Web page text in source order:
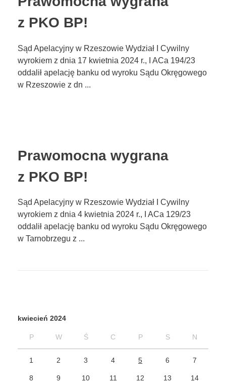
z PKO BP!
Sąd Apelacyjny w Rzeszowie Wydział I Cywilny
wyrokiem z dnia 17 kwietnia 2024 r., I ACa 194/23
oddalił apelację banku od wyroku Sądu Okręgowego
w Rzeszowie z dn ...
Prawomocna wygrana
z PKO BP!
Sąd Apelacyjny w Rzeszowie Wydział I Cywilny
wyrokiem z dnia 4 kwietnia 2024 r., I ACa 129/23
oddalił apelację banku od wyroku Sądu Okręgowego
w Tarnobrzegu z ...
kwiecień 2024
P W Ś C P S N
1 2 3 4 5 6 7
8 9 10 11 12 13 14